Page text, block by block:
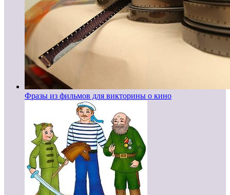
Фразы из фильмов для викторины о кино